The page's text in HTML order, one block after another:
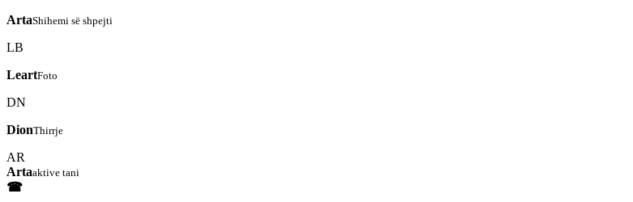
ArtaShihemi së shpejti
LB
LeartFoto
DN
DionThirrje
AR
Artaaktive tani
☎